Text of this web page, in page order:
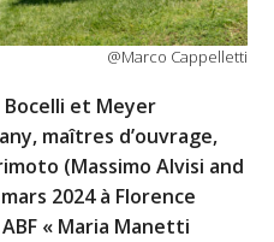
@Marco Cappelletti
et Meyer
maîtres d’ouvrage,
(Massimo Alvisi and
2024 à Florence
« Maria Manetti